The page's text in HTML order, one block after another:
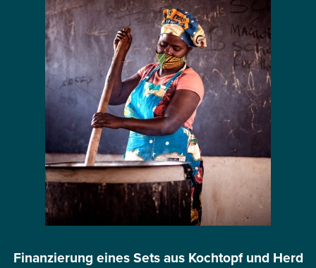
Finanzierung eines Sets aus Kochtopf und Herd